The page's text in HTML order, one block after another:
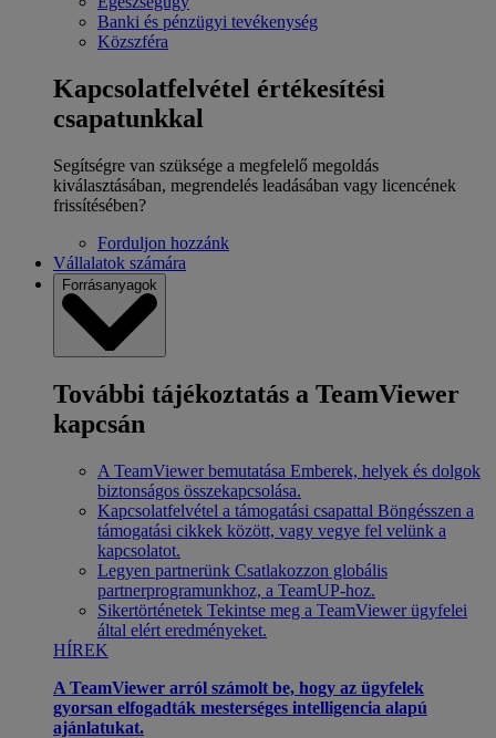
Banki és pénzügyi tevékenység
Közszféra
Kapcsolatfelvétel értékesítési
csapatunkkal
Segítségre van szüksége a megfelelő megoldás
kiválasztásában, megrendelés leadásában vagy licencének
frissítésében?
Forduljon hozzánk
Vállalatok számára
Forrásanyagok
További tájékoztatás a TeamViewer
kapcsán
A TeamViewer bemutatása Emberek, helyek és dolgok
biztonságos összekapcsolása.
Kapcsolatfelvétel a támogatási csapattal Böngésszen a
támogatási cikkek között, vagy vegye fel velünk a
kapcsolatot.
Legyen partnerünk Csatlakozzon globális
partnerprogramunkhoz, a TeamUP-hoz.
Sikertörténetek Tekintse meg a TeamViewer ügyfelei
által elért eredményeket.
HÍREK
A TeamViewer arról számolt be, hogy az ügyfelek
gyorsan elfogadták mesterséges intelligencia alapú
ajánlatukat.